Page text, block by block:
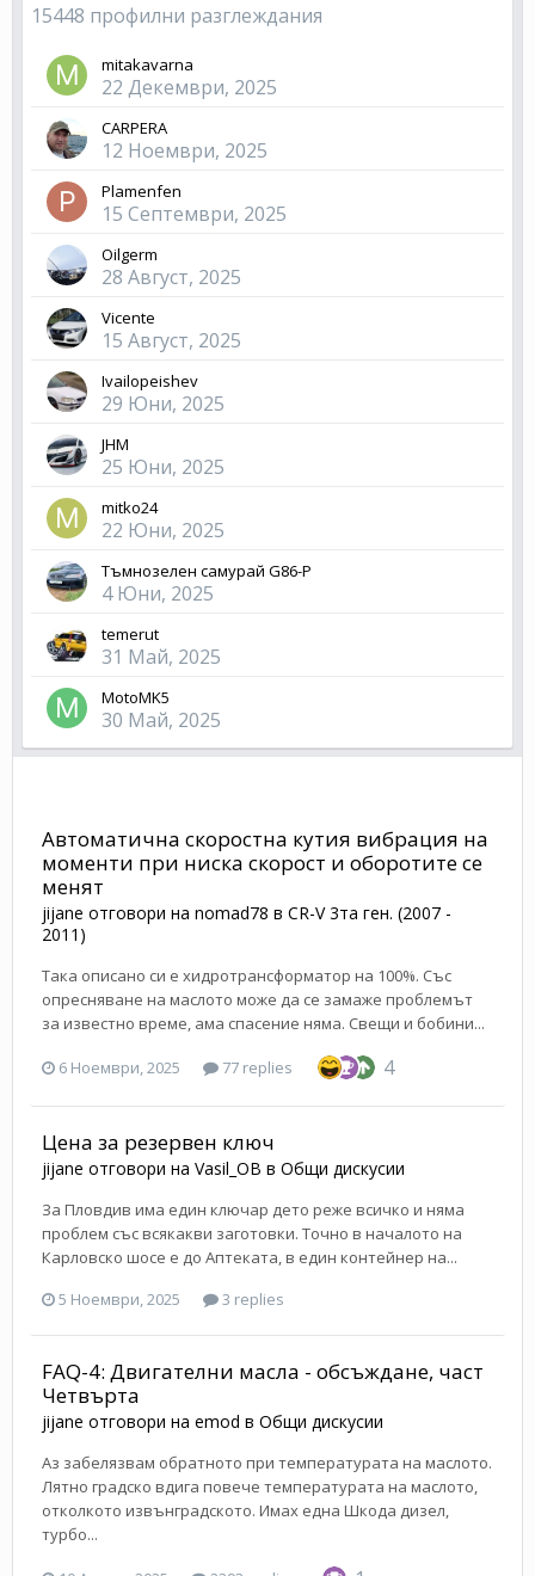
15448 профилни разглеждания
mitakavarna
22 Декември, 2025
CARPERA
12 Ноември, 2025
Plamenfen
15 Септември, 2025
Oilgerm
28 Август, 2025
Vicente
15 Август, 2025
Ivailopeishev
29 Юни, 2025
JHM
25 Юни, 2025
mitko24
22 Юни, 2025
Тъмнозелен самурай G86-P
4 Юни, 2025
temerut
31 Май, 2025
MotoMK5
30 Май, 2025
Автоматична скоростна кутия вибрация на
моменти при ниска скорост и оборотите се
менят
jijane отговори на nomad78 в CR-V 3та ген. (2007 -
2011)
Така описано си е хидротрансформатор на 100%. Със
опресняване на маслото може да се замаже проблемът
за известно време, ама спасение няма. Свещи и бобини...
6 Ноември, 2025 77 replies 4
Цена за резервен ключ
jijane отговори на Vasil_OB в Общи дискусии
За Пловдив има един ключар дето реже всичко и няма
проблем със всякакви заготовки. Точно в началото на
Карловско шосе е до Аптеката, в един контейнер на...
5 Ноември, 2025
3 replies
FAQ-4: Двигателни масла - обсъждане, част
Четвърта
jijane отговори на emod в Общи дискусии
Аз забелязвам обратното при температурата на маслото.
Лятно градско вдига повече температурата на маслото,
отколкото извънградското. Имах една Шкода дизел,
турбо...